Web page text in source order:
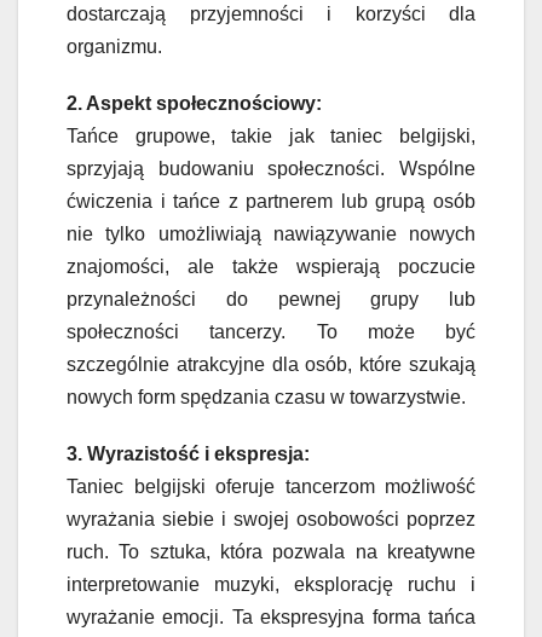
dostarczają przyjemności i korzyści dla
organizmu.
2. Aspekt społecznościowy:
Tańce grupowe, takie jak taniec belgijski,
sprzyjają budowaniu społeczności. Wspólne
ćwiczenia i tańce z partnerem lub grupą osób
nie tylko umożliwiają nawiązywanie nowych
znajomości, ale także wspierają poczucie
przynależności do pewnej grupy lub
społeczności tancerzy. To może być
szczególnie atrakcyjne dla osób, które szukają
nowych form spędzania czasu w towarzystwie.
3. Wyrazistość i ekspresja:
Taniec belgijski oferuje tancerzom możliwość
wyrażania siebie i swojej osobowości poprzez
ruch. To sztuka, która pozwala na kreatywne
interpretowanie muzyki, eksplorację ruchu i
wyrażanie emocji. Ta ekspresyjna forma tańca